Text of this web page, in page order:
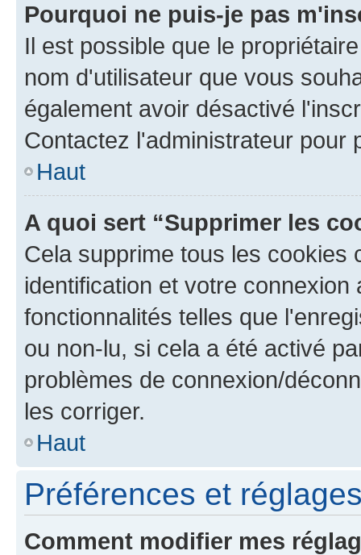
Pourquoi ne puis-je pas
Il est possible que le
nom d'utilisateur que vous
également avoir désactivé
Contactez l'administrateur pour
Haut
A quoi sert “Supprimer les
Cela supprime tous les cookies
identification et votre
fonctionnalités telles que
ou non-lu, si cela a été activé
problèmes de connexion/
les corriger.
Haut
Préférences et
Comment modifier mes